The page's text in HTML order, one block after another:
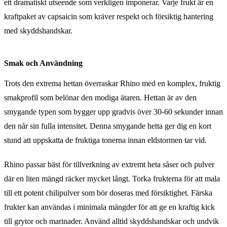
ett dramatiskt utseende som verkligen imponerar. Varje frukt är en
kraftpaket av capsaicin som kräver respekt och försiktig hantering
med skyddshandskar.
Smak och Användning
Trots den extrema hettan överraskar Rhino med en komplex, fruktig
smakprofil som belönar den modiga ätaren. Hettan är av den
smygande typen som bygger upp gradvis över 30-60 sekunder innan
den når sin fulla intensitet. Denna smygande hetta ger dig en kort
stund att uppskatta de fruktiga tonerna innan eldstormen tar vid.
Rhino passar bäst för tillverkning av extremt heta såser och pulver
där en liten mängd räcker mycket långt. Torka frukterna för att mala
till ett potent chilipulver som bör doseras med försiktighet. Färska
frukter kan användas i minimala mängder för att ge en kraftig kick
till grytor och marinader. Använd alltid skyddshandskar och undvik